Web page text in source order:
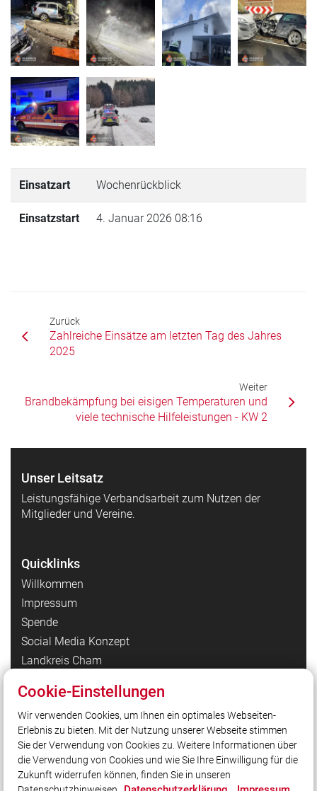
Einsatzart Wochenrückblick
Einsatzstart 4. Januar 2026 08:16
Zurück
Zahlreiche Einsätze am letzten Tag des Jahres
2025
Weiter
Brandbekämpfung bei eisigen Temperaturen und
viele technische Hilfeleistungen - KW 2
Unser Leitsatz
Leistungsfähige Verbandsarbeit zum Nutzen der
Mitglieder und Vereine.
Quicklinks
Willkommen
Impressum
Spende
Social Media Konzept
Landkreis Cham
Datenschutzerklärung Homepage
Datenschutzerklärung Facebook
Datenschutzerklärung Instagram
Datenschutzerklärung YouTube
Cookie-Einstellungen
Wir verwenden Cookies, um Ihnen ein optimales Webseiten-
Erlebnis zu bieten. Mit der Nutzung unserer Webseite stimmen
Sie der Verwendung von Cookies zu. Weitere Informationen über
die Verwendung von Cookies und wie Sie Ihre Einwilligung für die
Zukunft widerrufen können, finden Sie in unseren